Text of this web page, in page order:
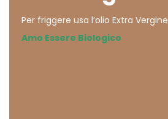
Per friggere usa l’olio Extra Vergine
Amo Essere Biologico